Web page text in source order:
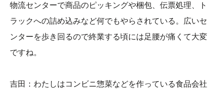
物流センターで商品のピッキングや梱包、伝票処理、ト
ラックへの詰め込みなど何でもやらされている。広いセ
ンターを歩き回るので終業する頃には足腰が痛くて大変
ですね。
吉田：わたしはコンビニ惣菜などを作っている食品会社